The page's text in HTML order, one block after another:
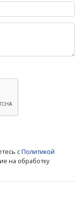
сПолитикой
на обработку